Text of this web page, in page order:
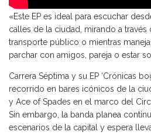
«Este EP es ideal para escuchar
calles de la ciudad, mirando a través
transporte público o mientras
parchar con amigos, pareja o estar
Carrera Séptima y su EP ‘Crónicas
recorrido en bares icónicos de la
y Ace of Spades en el marco del
Sin embargo, la banda planea
escenarios de la capital y espera